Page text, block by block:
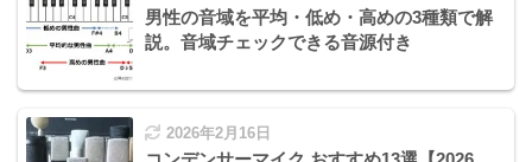
男性の音域を平均・低め・高めの3種類で解
説。音域チェックできる音源付き
2026年2月16日